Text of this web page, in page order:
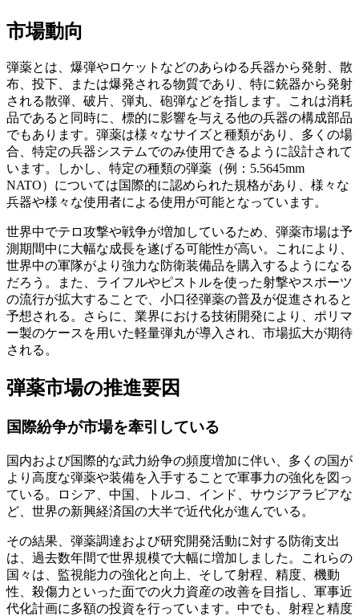
市場動向
弾薬とは、爆弾やロケットなどのあらゆる兵器から発射、散
布、投下、または爆発される物質であり、特に銃器から発射
される散弾、破片、弾丸、砲弾などを指します。これは消耗
品であると同時に、標的に影響を与える他の兵器の構成部品
でもあります。弾薬は様々なサイズと種類があり、多くの場
合、特定の兵器システムでのみ使用できるように設計されて
います。しかし、特定の種類の弾薬（例：5.5645mm
NATO）については国際的に認められた規格があり、様々な
兵器や様々な使用者による使用が可能となっています。
世界中でテロ攻撃や戦争が増加しているため、弾薬市場は予
測期間中に大幅な成長を遂げる可能性が高い。これにより、
世界中の軍隊がより強力な防衛装備品を購入するようになる
だろう。また、ライフルやピストルを使った射撃やスポーツ
の流行が拡大することで、小口径弾薬の普及が促進されると
予想される。さらに、業界における技術開発により、ポリマ
ー製のケースを用いた軽量弾丸が導入され、市場拡大が期待
される。
弾薬市場の推進要因
国際紛争が市場を牽引している
国内および国際的な武力紛争の頻度増加に伴い、多くの国が
より高度な弾薬や装備を入手することで軍事力の強化を図っ
ている。ロシア、中国、トルコ、インド、サウジアラビアな
ど、世界の新興経済国の大半で近代化が進んでいる。
その結果、弾薬調達および研究開発活動に対する防衛支出
は、過去数年間で世界規模で大幅に増加しました。これらの
国々は、監視能力の強化と向上、そして射程、精度、機動
性、殺傷力といった面での火力資産の改善を目指し、軍事近
代化計画に多額の投資を行っています。中でも、射程と精度